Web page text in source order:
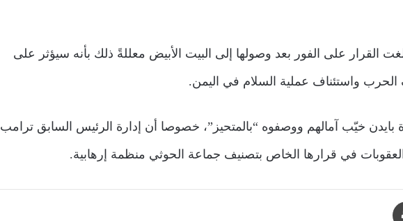
القرار على الفور بعد وصولها إلى البيت الأبيض معللةً ذلك بأنه سيؤثر على
الحرب واستئناف عملية السلام في اليمن.
بايدن خيّب آمالهم ووصفوه “بالمتحيز”، خصوصا أن إدارة الرئيس السابق ترامب
العقوبات في قرارها الخاص بتصنيف جماعة الحوثي منظمة إرهابية.